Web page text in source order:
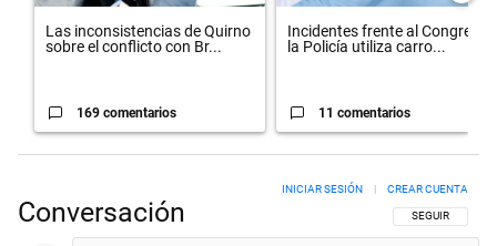
Las inconsistencias de Quirno
sobre el conflicto con Br...
169 comentarios
Incidentes frente al Congreso:
la Policía utiliza carro...
11 comentarios
Conversación SIGA ESTA
SEGUIR
INICIAR SESIÓN | CREAR CUENTA